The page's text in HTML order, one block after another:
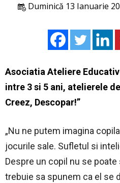
Duminică 13 Ianuarie
Asociatia Ateliere
intre 3 si 5 ani, atelierele
Creez, Descopar!”
„Nu ne putem imagina
jocurile sale. Sufletul si
Despre un copil nu se
trebuie sa spunem ca el se